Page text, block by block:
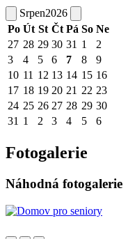
Srpen2026
Po Út St Čt Pá So Ne
27 28 29 30 31 1
2
3
4 5 6 7 8
9
10 11 12 13 14 15 16
17 18 19 20 21 22 23
24 25 26 27 28 29 30
31 1 2 3 4 5 6
Fotogalerie
Náhodná fotogalerie